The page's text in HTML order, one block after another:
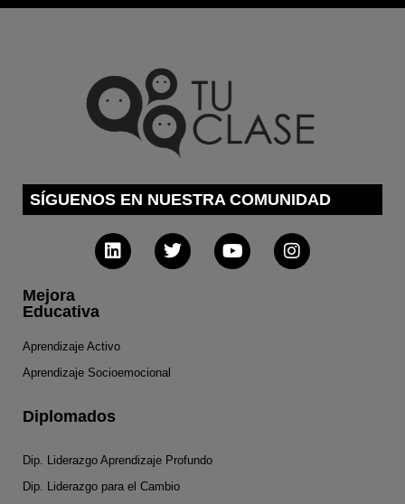
SÍGUENOS EN NUESTRA COMUNIDAD
Mejora
Educativa
Aprendizaje Activo
Aprendizaje Socioemocional
Diplomados
Dip. Liderazgo Aprendizaje Profundo
Dip. Liderazgo para el Cambio